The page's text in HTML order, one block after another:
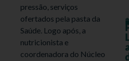
pressão, serviços
ofertados pela pasta da
Saúde. Logo após, a
nutricionista e
coordenadora do Núcleo